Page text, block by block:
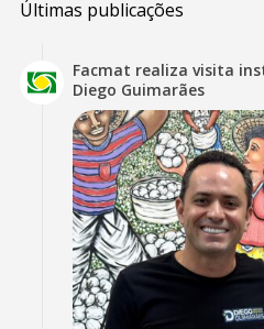
Últimas publicações
Facmat realiza visita
Diego Guimarães